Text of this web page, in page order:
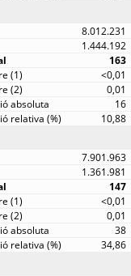
8.012.231
1.444.192
163
<0,01
0,01
16
10,88
7.901.963
1.361.981
147
<0,01
0,01
38
34,86